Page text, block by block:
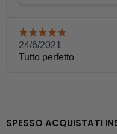
SPESSO ACQUISTATI